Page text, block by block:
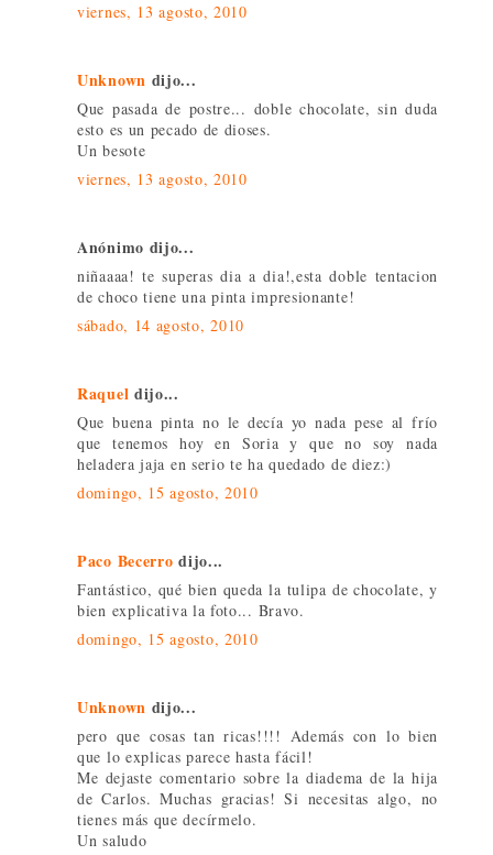
viernes, 13 agosto, 2010
Unknown dijo...
Que pasada de postre... doble chocolate, sin duda
esto es un pecado de dioses.
Un besote
viernes, 13 agosto, 2010
Anónimo dijo...
niñaaaa! te superas dia a dia!,esta doble tentacion
de choco tiene una pinta impresionante!
sábado, 14 agosto, 2010
Raquel dijo...
Que buena pinta no le decía yo nada pese al frío
que tenemos hoy en Soria y que no soy nada
heladera jaja en serio te ha quedado de diez:)
domingo, 15 agosto, 2010
Paco Becerro dijo...
Fantástico, qué bien queda la tulipa de chocolate, y
bien explicativa la foto... Bravo.
domingo, 15 agosto, 2010
Unknown dijo...
pero que cosas tan ricas!!!! Además con lo bien
que lo explicas parece hasta fácil!
Me dejaste comentario sobre la diadema de la hija
de Carlos. Muchas gracias! Si necesitas algo, no
tienes más que decírmelo.
Un saludo